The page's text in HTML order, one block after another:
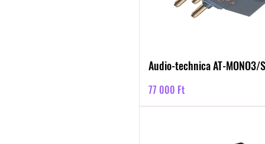
Audio-technica AT-MONO3/
Ár
77 000 Ft